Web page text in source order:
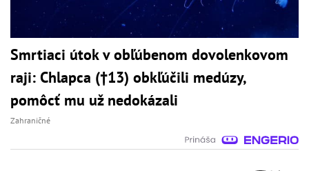
Smrtiaci útok v obľúbenom dovolenkovom
raji: Chlapca (†13) obkľúčili medúzy,
pomôcť mu už nedokázali
Zahraničné